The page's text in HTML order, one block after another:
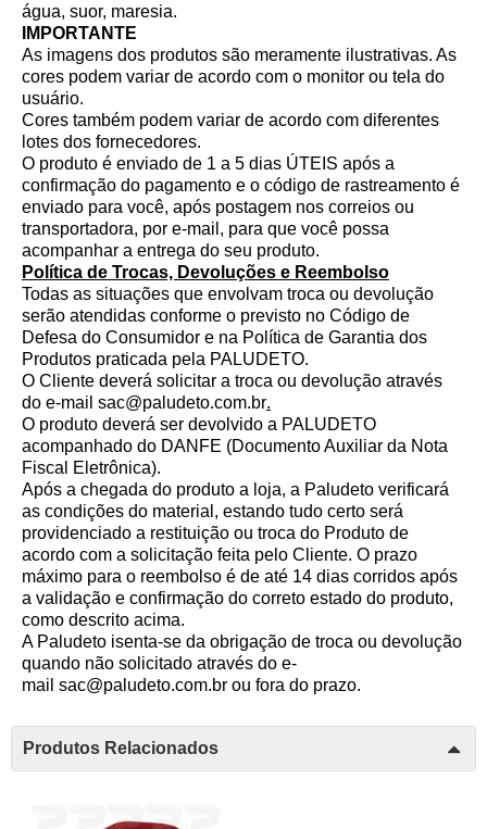
água, suor, maresia.
IMPORTANTE
As imagens dos produtos são meramente ilustrativas. As
cores podem variar de acordo com o monitor ou tela do
usuário.
Cores também podem variar de acordo com diferentes
lotes dos fornecedores.
O produto é enviado de 1 a 5 dias ÚTEIS após a
confirmação do pagamento e o código de rastreamento é
enviado para você, após postagem nos correios ou
transportadora, por e-mail, para que você possa
acompanhar a entrega do seu produto.
Política de Trocas, Devoluções e Reembolso
Todas as situações que envolvam troca ou devolução
serão atendidas conforme o previsto no Código de
Defesa do Consumidor e na Política de Garantia dos
Produtos praticada pela PALUDETO.
O Cliente deverá solicitar a troca ou devolução através
do e-mail sac@paludeto.com.br.
O produto deverá ser devolvido a PALUDETO
acompanhado do DANFE (Documento Auxiliar da Nota
Fiscal Eletrônica).
Após a chegada do produto a loja, a Paludeto verificará
as condições do material, estando tudo certo será
providenciado a restituição ou troca do Produto de
acordo com a solicitação feita pelo Cliente. O prazo
máximo para o reembolso é de até 14 dias corridos após
a validação e confirmação do correto estado do produto,
como descrito acima.
A Paludeto isenta-se da obrigação de troca ou devolução
quando não solicitado através do e-
mail sac@paludeto.com.br ou fora do prazo.
Produtos Relacionados